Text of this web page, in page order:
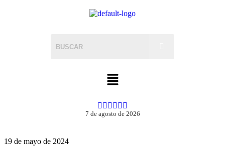
7 de agosto de 2026
19 de mayo de 2024